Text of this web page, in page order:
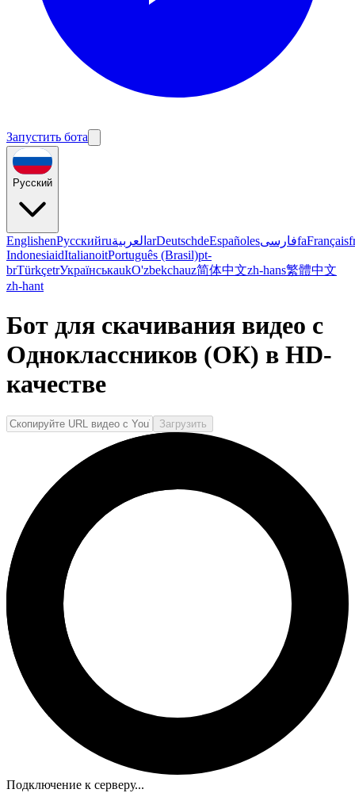
Запустить бота
Русский
EnglishenРусскийruالعربية arDeutschdeEspañolesفارسیfaFrançais
IndonesiaidItalianoitPortuguês (Brasil)pt-
brTürkçetrУкраїнськаukO'zbekchauz简体中文zh-hans繁體中文
zh-hant
Бот для скачивания видео с
Одноклассников (ОК) в HD-
качестве
Загрузить
Подключение к серверу...